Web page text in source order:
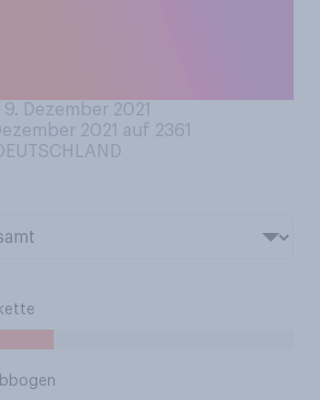
Dezember 2021
2021 auf 2361